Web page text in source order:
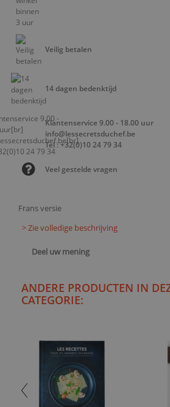
Frans versie
> Zie volledige beschrijving
Deel uw mening
Veilig betalen
14 dagen bedenktijd
Klantenservice 9.00 - 18.00 uur
info@lessecretsduchef.be
Tel : +32(0)10 24 79 34
Veel gestelde vragen
ANDERE PRODUCTEN IN
CATEGORIE: